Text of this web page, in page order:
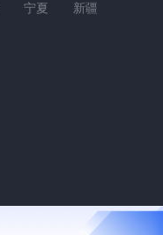
宁夏 新疆